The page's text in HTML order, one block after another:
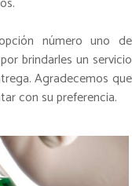
número uno de
brindarles un servicio
Agradecemos que
con su preferencia.